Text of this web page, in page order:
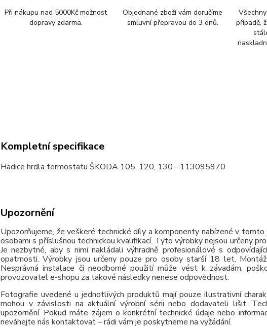
Při nákupu nad 5000Kč možnost
dopravy zdarma.
Objednané zboží vám doručíme
smluvní přepravou do 3 dnů.
případě,
Kompletní specifikace
Hadice hrdla termostatu ŠKODA 105, 120, 130 - 113095970
Upozornění
Upozorňujeme, že veškeré technické díly a komponenty nabízené v
osobami s příslušnou technickou kvalifikací. Tyto výrobky nejsou určeny
Je nezbytné, aby s nimi nakládali výhradně profesionálové s
opatrnosti. Výrobky jsou určeny pouze pro osoby starší 18 let.
Nesprávná instalace či neodborné použití může vést k závadám,
provozovatel e-shopu za takové následky nenese odpovědnost.
Fotografie uvedené u jednotlivých produktů mají pouze ilustrativní
mohou v závislosti na aktuální výrobní sérii nebo dodavateli lišit.
upozornění. Pokud máte zájem o konkrétní technické údaje nebo
neváhejte nás kontaktovat – rádi vám je poskytneme na vyžádání.